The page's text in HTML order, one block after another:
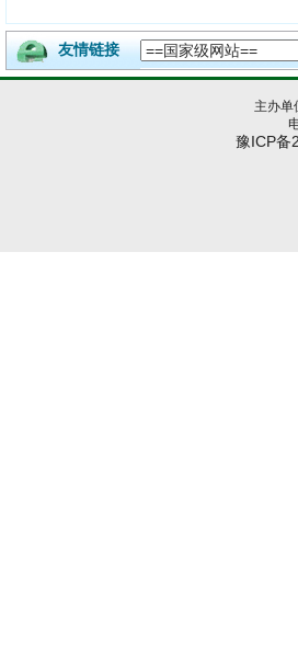
友情链接
主办
豫ICP备